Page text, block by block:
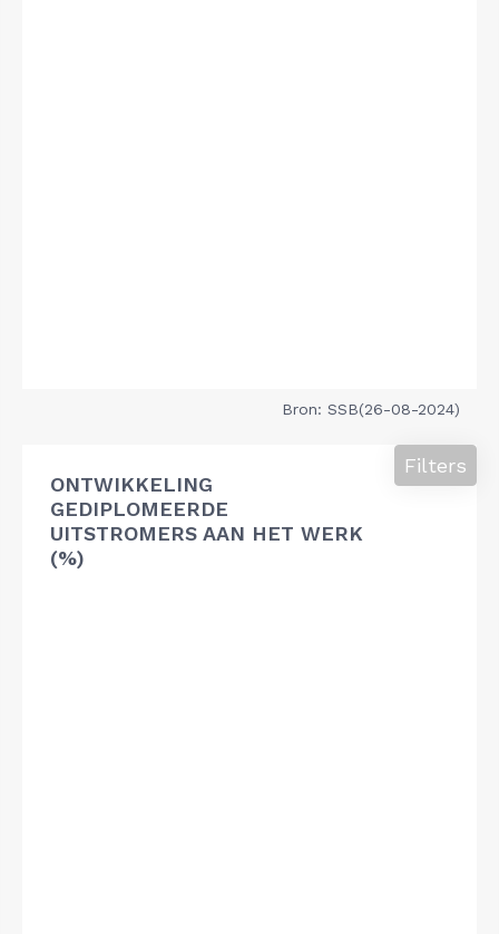
Bron: SSB(26-08-2024)
ONTWIKKELING
GEDIPLOMEERDE
UITSTROMERS AAN HET WERK
(%)
Filters